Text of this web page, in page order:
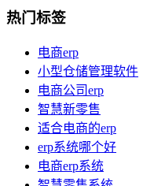
热门标签
电商erp
小型仓储管理软件
电商公司erp
智慧新零售
适合电商的erp
erp系统哪个好
电商erp系统